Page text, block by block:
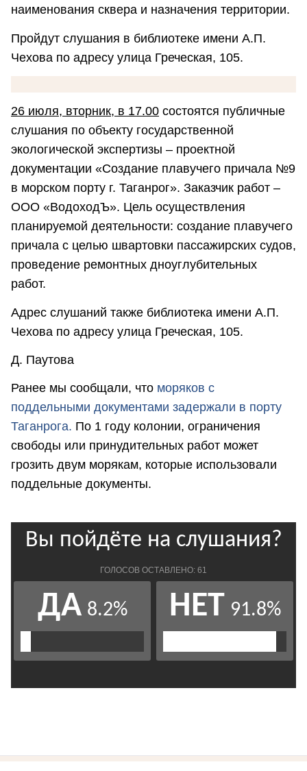
наименования сквера и назначения территории.
Пройдут слушания в библиотеке имени А.П.
Чехова по адресу улица Греческая, 105.
26 июля, вторник, в 17.00 состоятся публичные
слушания по объекту государственной
экологической экспертизы – проектной
документации «Создание плавучего причала №9
в морском порту г. Таганрог». Заказчик работ –
ООО «ВодоходЪ». Цель осуществления
планируемой деятельности: создание плавучего
причала с целью швартовки пассажирских судов,
проведение ремонтных дноуглубительных
работ.
Адрес слушаний также библиотека имени А.П.
Чехова по адресу улица Греческая, 105.
Д. Паутова
Ранее мы сообщали, что моряков с
поддельными документами задержали в порту
Таганрога. По 1 году колонии, ограничения
свободы или принудительных работ может
грозить двум морякам, которые использовали
поддельные документы.